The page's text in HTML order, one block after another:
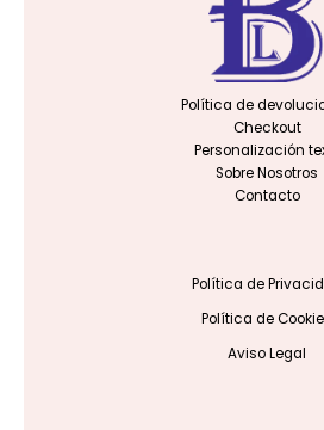
Política de
Checkout
Personalización
Sobre Nosotros
Contacto
Política de
Política de
Aviso Legal